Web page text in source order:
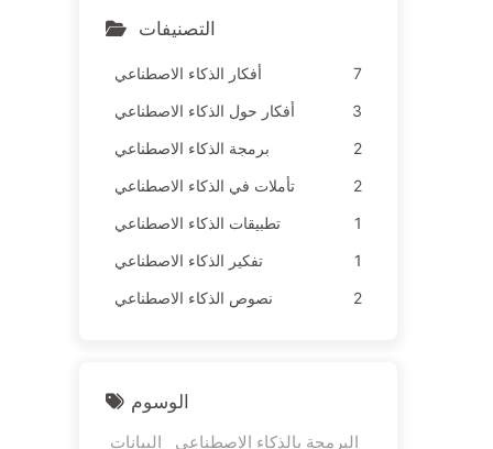
التصنيفات
أفكار الذكاء الاصطناعي
7
أفكار حول الذكاء الاصطناعي
3
برمجة الذكاء الاصطناعي
2
تأملات في الذكاء الاصطناعي
2
تطبيقات الذكاء الاصطناعي
1
تفكير الذكاء الاصطناعي
1
نصوص الذكاء الاصطناعي
2
الوسوم
البيانات
البرمجة بالذكاء الاصطناعي